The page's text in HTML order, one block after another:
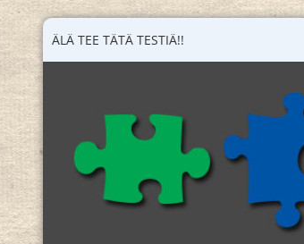
ÄLÄ TEE TÄTÄ TESTIÄ!!